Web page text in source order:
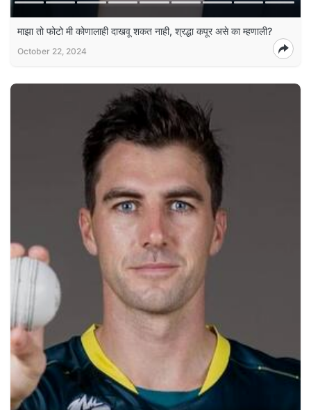
माझा तो फोटो मी कोणालाही दाखवू शकत नाही, श्रद्धा कपूर असे का म्हणाली?
October 22, 2024